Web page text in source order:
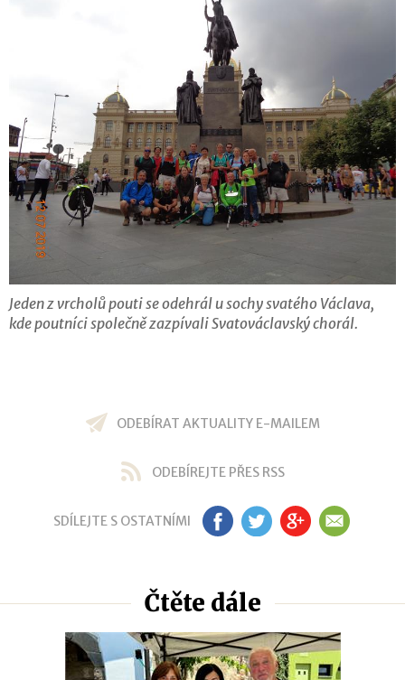
Jeden z vrcholů pouti se odehrál u sochy svatého Václava,
kde poutníci společně zazpívali Svatováclavský chorál.
ODEBÍRAT AKTUALITY E-MAILEM
ODEBÍREJTE PŘES RSS
SDÍLEJTE S OSTATNÍMI FB TW GP EM
Čtěte dále